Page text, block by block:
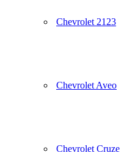
Chevrolet 2123
Chevrolet Aveo
Chevrolet Cruze